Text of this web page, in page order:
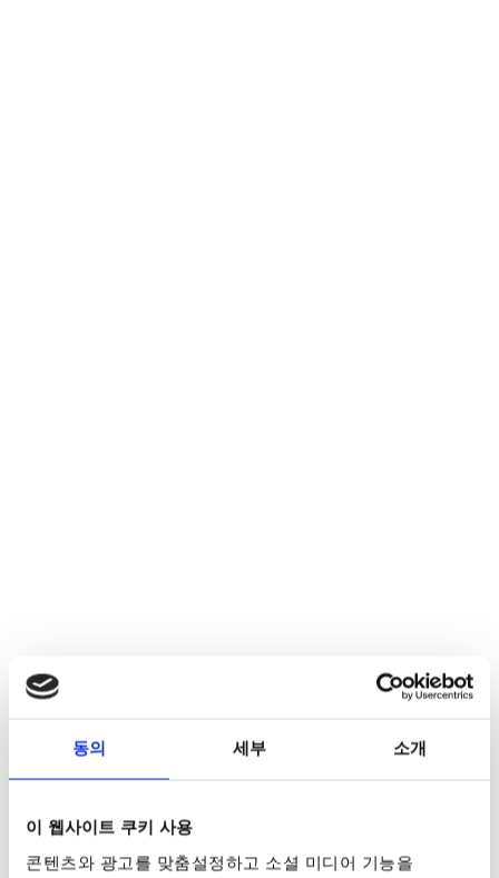
동의 세부 소개
이 웹사이트 쿠키 사용
콘텐츠와 광고를 맞춤설정하고 소셜 미디어 기능을